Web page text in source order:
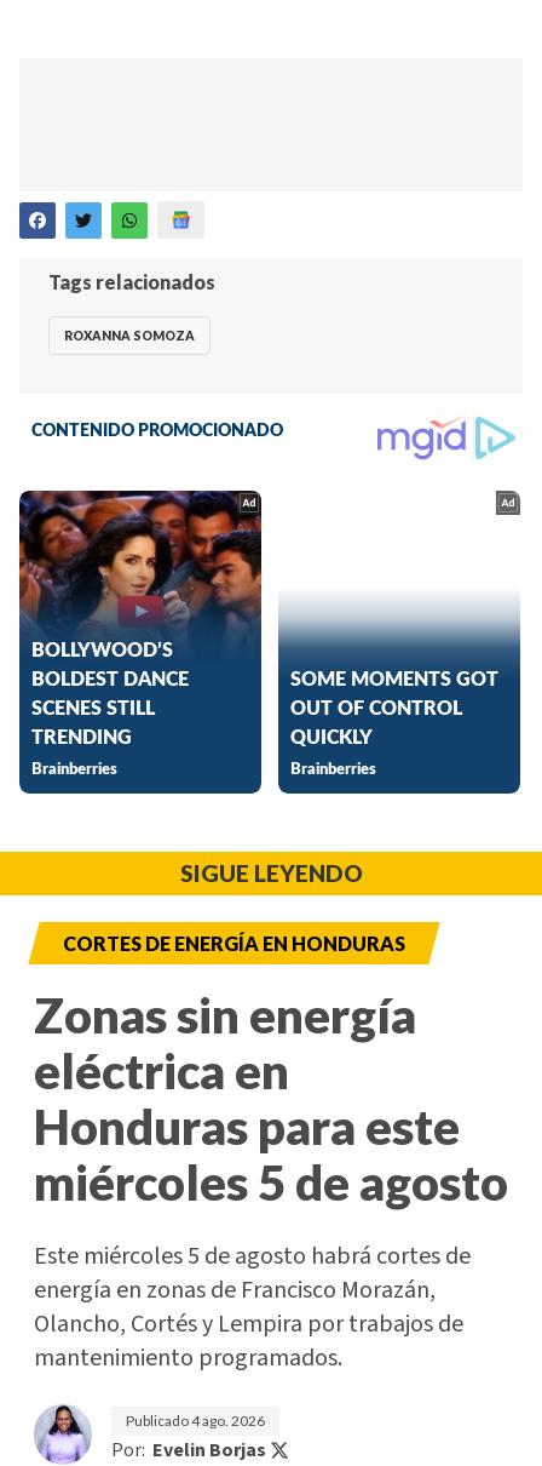
Tags relacionados
ROXANNA SOMOZA
SIGUE LEYENDO
CORTES DE ENERGÍA EN HONDURAS
Zonas sin energía
eléctrica en
Honduras para este
miércoles 5 de agosto
Este miércoles 5 de agosto habrá cortes de
energía en zonas de Francisco Morazán,
Olancho, Cortés y Lempira por trabajos de
mantenimiento programados.
Publicado4 ago. 2026
Por: Evelin Borjas